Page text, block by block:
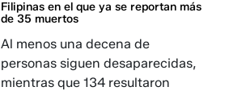
Filipinas en el que ya se reportan más
de 35 muertos
Al menos una decena de
personas siguen desaparecidas,
mientras que 134 resultaron